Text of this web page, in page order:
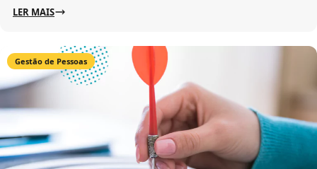
LER MAIS
Gestão de Pessoas